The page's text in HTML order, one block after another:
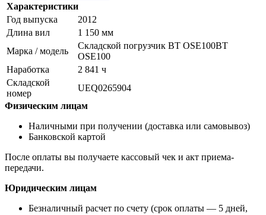
Характеристики
Год выпуска
2012
Длина вил
1 150 мм
Марка / модель
Складской погрузчик BT OSE100BT
OSE100
Наработка
2 841 ч
Складской
номер
UEQ0265904
Физическим лицам
Наличными при получении (доставка или самовывоз)
Банковской картой
После оплаты вы получаете кассовый чек и акт приема-
передачи.
Юридическим лицам
Безналичный расчет по счету (срок оплаты — 5 дней,